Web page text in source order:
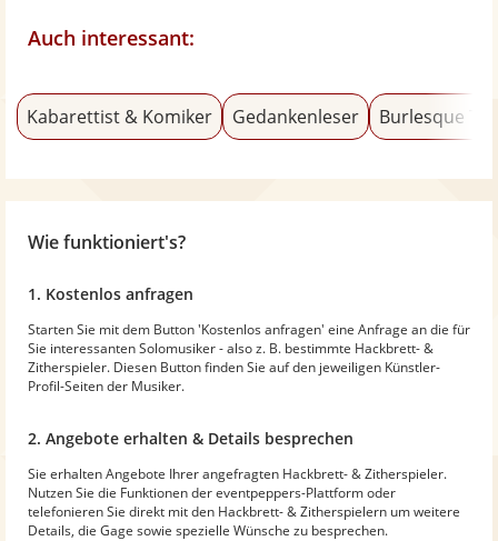
Auch interessant:
Kabarettist & Komiker Gedankenleser Burlesque
Wie funktioniert's?
1. Kostenlos anfragen
Starten Sie mit dem Button 'Kostenlos anfragen' eine Anfrage an die für
Sie interessanten Solomusiker - also z. B. bestimmte Hackbrett- &
Zitherspieler. Diesen Button finden Sie auf den jeweiligen Künstler-
Profil-Seiten der Musiker.
2. Angebote erhalten & Details besprechen
Sie erhalten Angebote Ihrer angefragten Hackbrett- & Zitherspieler.
Nutzen Sie die Funktionen der eventpeppers-Plattform oder
telefonieren Sie direkt mit den Hackbrett- & Zitherspielern um weitere
Details, die Gage sowie spezielle Wünsche zu besprechen.